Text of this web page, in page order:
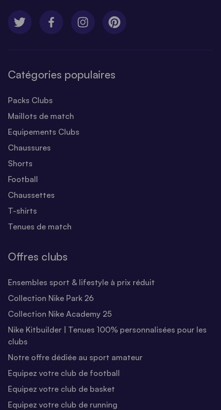
Catégories populaires
Packs Clubs
Maillots de match
Equipements Clubs
Chaussures
Shorts
Football
Chaussettes
T-shirts
Tenues de match
Offres clubs
Ensembles sport & lifestyle à prix réduit
Collection Nike Park 26
Collection Nike Academy 25
Nike Kitbuilder | Tenues 100% personnalisées pour les
clubs
Notre offre dédiée au sport amateur
Equipez votre club de football
Equipez votre club de basket
Equipez votre club de running